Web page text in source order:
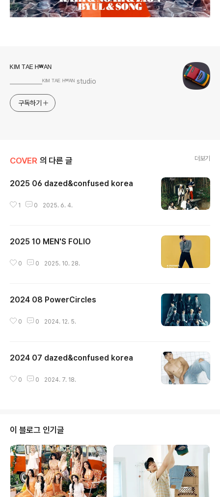
ᴷᴵᴹ ᵀᴬᴱ ᴴʷᴬᴺ
___________ᴷᴵᴹ ᵀᴬᴱ ᴴʷᴬᴺ studio
구독하기
COVER 의 다른 글 더보기
2025 06 dazed&confused korea
1 0 2025. 6. 4.
2025 10 MEN'S FOLIO
0 0 2025. 10. 28.
2024 08 PowerCircles
0 0 2024. 12. 5.
2024 07 dazed&confused korea
0 0 2024. 7. 18.
이 블로그 인기글